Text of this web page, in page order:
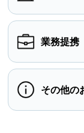
業務提携
その他の